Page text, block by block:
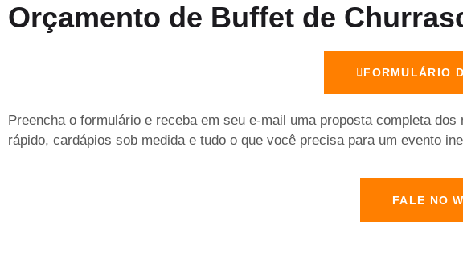
Orçamento de Buffet de
FORMULÁRIO
Preencha o formulário e receba em seu e-mail uma proposta completa
rápido, cardápios sob medida e tudo o que você precisa para um evento
FALE NO